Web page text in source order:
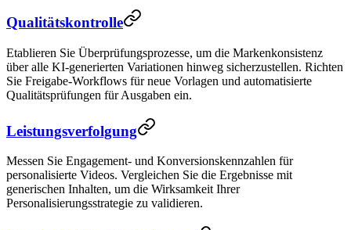
Qualitätskontrolle
Etablieren Sie Überprüfungsprozesse, um die Markenkonsistenz
über alle KI-generierten Variationen hinweg sicherzustellen. Richten
Sie Freigabe-Workflows für neue Vorlagen und automatisierte
Qualitätsprüfungen für Ausgaben ein.
Leistungsverfolgung
Messen Sie Engagement- und Konversionskennzahlen für
personalisierte Videos. Vergleichen Sie die Ergebnisse mit
generischen Inhalten, um die Wirksamkeit Ihrer
Personalisierungsstrategie zu validieren.